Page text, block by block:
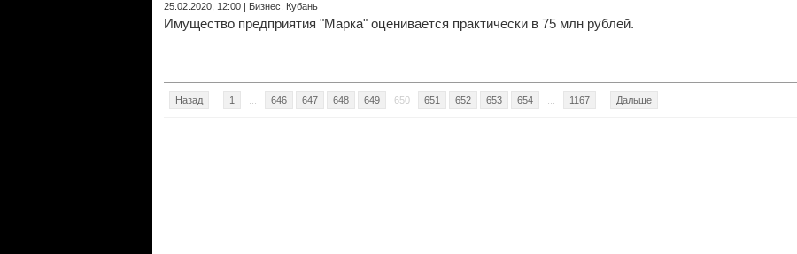
25.02.2020, 12:00 | Бизнес. Кубань
Имущество предприятия "Марка" оценивается практически в 75 млн рублей.
Назад 1 646 647 648 649 650 651 652 653 654 1167 Дальше